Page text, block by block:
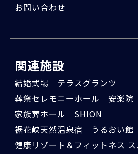
お問い合わせ
関連施設
結婚式場 テラスグランツ
葬祭セレモニーホール 安楽院
家族葬ホール SHION
裾花峡天然温泉宿 うるおい館
健康リゾート＆フィットネス